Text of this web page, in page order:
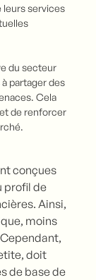
leurs services
du secteur
partager des
Cela
de renforcer
conçues
profil de
Ainsi,
moins
doit
de base de